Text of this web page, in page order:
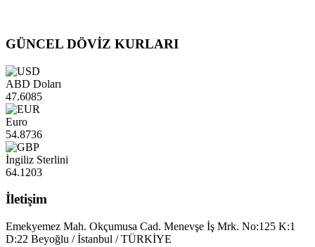
GÜNCEL DÖVİZ KURLARI
ABD Doları
47.6085
Euro
54.8736
İngiliz Sterlini
64.1203
İletişim
Emekyemez Mah. Okçumusa Cad. Menevşe İş Mrk. No:125 K:1
D:22 Beyoğlu / İstanbul / TÜRKİYE